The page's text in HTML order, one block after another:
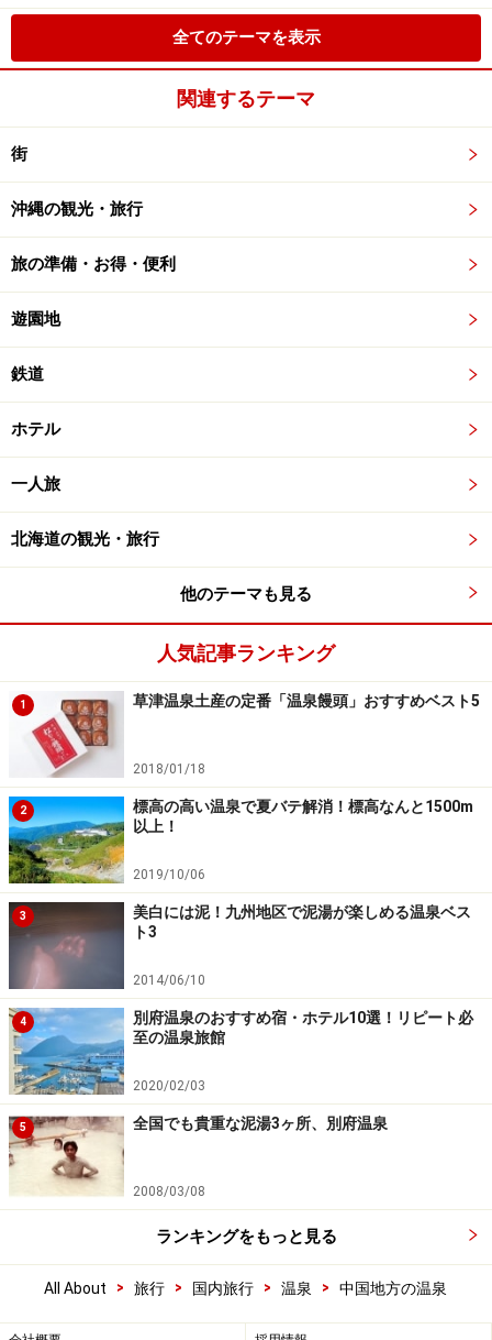
全てのテーマを表示
関連するテーマ
街
沖縄の観光・旅行
旅の準備・お得・便利
遊園地
鉄道
ホテル
一人旅
北海道の観光・旅行
他のテーマも見る
人気記事ランキング
1 草津温泉土産の定番「温泉饅頭」おすすめベスト5
2018/01/18
2
標高の高い温泉で夏バテ解消！標高なんと1500m
以上！
2019/10/06
3
美白には泥！九州地区で泥湯が楽しめる温泉ベス
ト3
2014/06/10
4
別府温泉のおすすめ宿・ホテル10選！リピート必
至の温泉旅館
2020/02/03
5 全国でも貴重な泥湯3ヶ所、別府温泉
2008/03/08
ランキングをもっと見る
All About > 旅行 > 国内旅行 > 温泉 > 中国地方の温泉